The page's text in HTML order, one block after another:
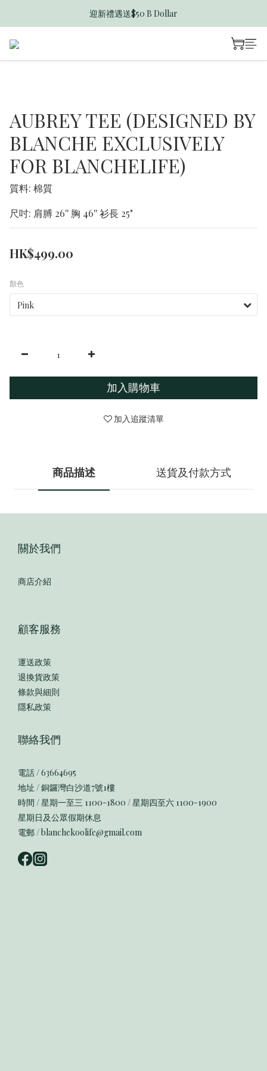
香港訂單滿$600免運費
迎新禮遇送$50 B Dollar
AUBREY TEE (DESIGNED BY
BLANCHE EXCLUSIVELY
FOR BLANCHELIFE)
質料: 棉質
尺吋: 肩膊 26'' 胸 46'' 衫長 25"
HK$499.00
顏色
加入購物車
加入追蹤清單
商品描述 送貨及付款方式
關於我們
商店介紹
顧客服務
運送政策
退換貨政策
條款與細則
隱私政策
聯絡我們
電話 / 63664695
地址 / 銅鑼灣白沙道7號1樓
時間 / 星期一至三 1100-1800 / 星期四至六 1100-1900
星期日及公眾假期休息
電郵 / blanchekoolife@gmail.com